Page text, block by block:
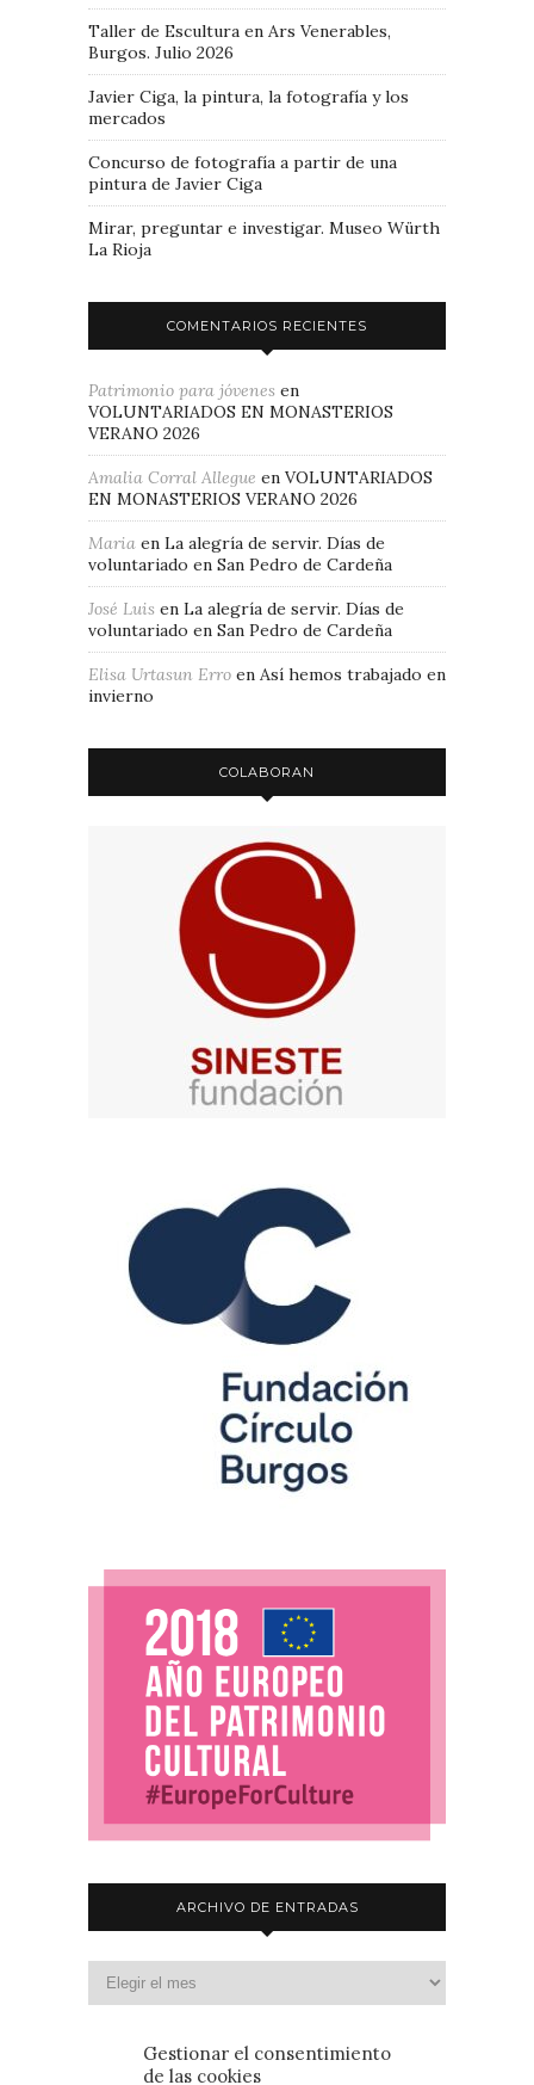
Gestionar el consentimiento
de las cookies
Taller de Escultura en Ars Venerables,
Burgos. Julio 2026
Javier Ciga, la pintura, la fotografía y los
mercados
Concurso de fotografía a partir de una
pintura de Javier Ciga
Mirar, preguntar e investigar. Museo Würth
La Rioja
COMENTARIOS RECIENTES
Patrimonio para jóvenes en
VOLUNTARIADOS EN MONASTERIOS
VERANO 2026
Amalia Corral Allegue en VOLUNTARIADOS
EN MONASTERIOS VERANO 2026
Maria en La alegría de servir. Días de
voluntariado en San Pedro de Cardeña
José Luis en La alegría de servir. Días de
voluntariado en San Pedro de Cardeña
Elisa Urtasun Erro en Así hemos trabajado en
invierno
COLABORAN
ARCHIVO DE ENTRADAS